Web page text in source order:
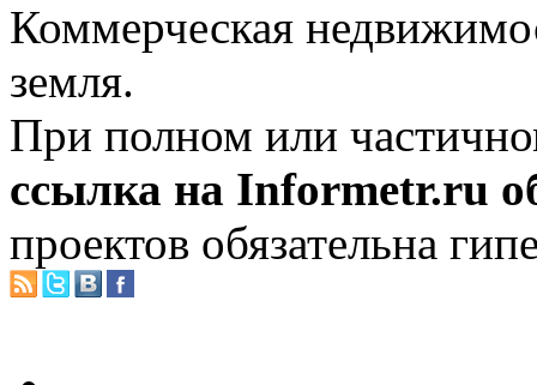
Коммерческая
земля.
При полном или
ссылка на Informetr.ru
проектов обязательна